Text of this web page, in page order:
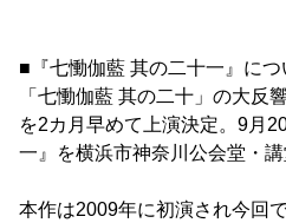
■『七慟伽藍 其の二十一』につ
「七慟伽藍 其の二十」の大反
を2カ月早めて上演決定。9月
一』を横浜市神奈川公会堂・講
本作は2009年に初演され今回